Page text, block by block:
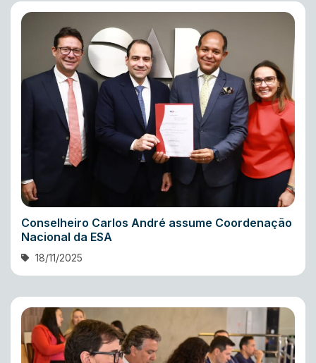
Conselheiro Carlos André assume Coordenação
Nacional da ESA
18/11/2025